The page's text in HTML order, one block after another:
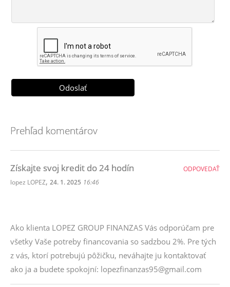
Prehľad komentárov
Získajte svoj kredit do 24 hodín
lopez LOPEZ, 24. 1. 2025 16:46
Ako klienta LOPEZ GROUP FINANZAS Vás odporúčam pre
všetky Vaše potreby financovania so sadzbou 2%. Pre tých
z vás, ktorí potrebujú pôžičku, neváhajte ju kontaktovať
ako ja a budete spokojní: lopezfinanzas95@gmail.com
ODPOVEDAŤ